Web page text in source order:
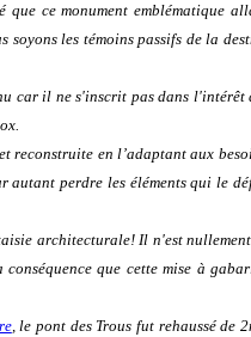
ce monument emblématique
les témoins passifs de la
car il ne s'inscrit pas dans
reconstruite en l’adaptant aux
autant perdre les éléments qui le
architecturale! Il n'est
que cette mise à
, le pont des Trous fut rehaussé de